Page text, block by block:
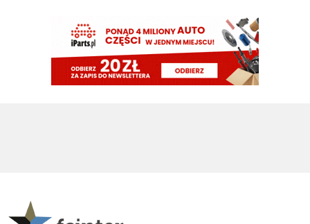
06.08.2026 11:45
Najgorzej, że nikt nie chce tych ancymonów - Aslla i Fratt...
06.08.2026 11:44
Z Romero byłoby 3 i problem rozwiązany. W tym jeden odpoczywałby sobie
na ławce.